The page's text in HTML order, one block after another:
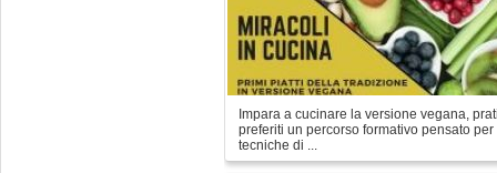
Impara a cucinare la versione vegana,
preferiti un percorso formativo pensato
tecniche di ...